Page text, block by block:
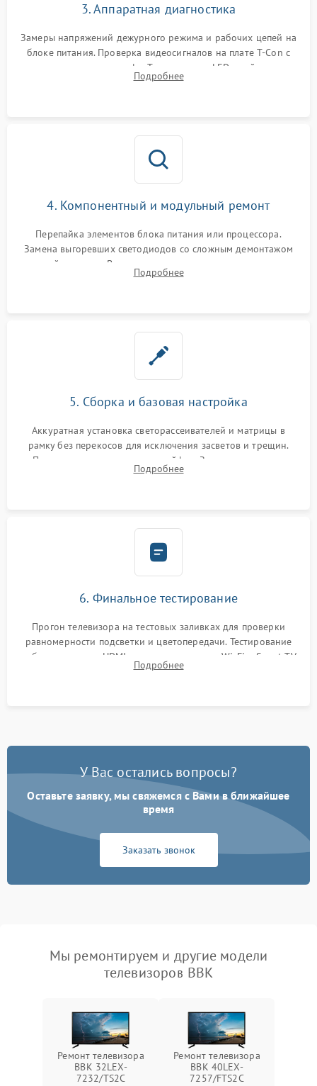
3. Аппаратная диагностика
Замеры напряжений дежурного режима и рабочих цепей на
блоке питания. Проверка видеосигналов на плате T-Con с
помощью осциллографа. Тестирование LED-драйвера и
светодиодных планок подсветки мультиметром.
Подробнее
4. Компонентный и модульный ремонт
Перепайка элементов блока питания или процессора.
Замена выгоревших светодиодов со сложным демонтажом
хрупкой матрицы. Восстановление поврежденных дорожек,
прошивка микросхем памяти EEPROM
Подробнее
5. Сборка и базовая настройка
Аккуратная установка светорассеивателей и матрицы в
рамку без перекосов для исключения засветов и трещин.
Подключение внутренних шлейфов. Закрытие корпуса.
Сброс настроек и обновление программного обеспечения.
Подробнее
6. Финальное тестирование
Прогон телевизора на тестовых заливках для проверки
равномерности подсветки и цветопередачи. Тестирование
работы разъемов HDMI, динамиков, модуля Wi-Fi и Smart TV
в рабочем режиме в течение нескольких часов.
Подробнее
У Вас остались вопросы?
Оставьте заявку, мы свяжемся с Вами в ближайшее
время
Заказать звонок
Мы ремонтируем и другие модели
телевизоров BBK
Ремонт телевизора
BBK 32LEX-
7232/TS2C
Ремонт телевизора
BBK 40LEX-
7257/FTS2C